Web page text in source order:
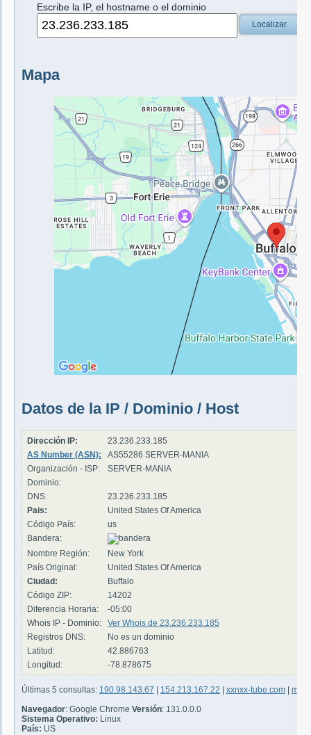
Escribe la IP, el hostname o el dominio
Localizar
Mapa
Datos de la IP / Dominio / Host
Dirección IP:
23.236.233.185
AS Number (ASN):
AS55286 SERVER-MANIA
Organización - ISP:
SERVER-MANIA
Dominio:
DNS:
23.236.233.185
Pais:
United States Of America
Código País:
us
Bandera:
Nombre Región:
New York
País Original:
United States Of America
Ciudad:
Buffalo
Código ZIP:
14202
Diferencia Horaria:
-05:00
Whois IP - Dominio:
Ver Whois de 23.236.233.185
Registros DNS:
No es un dominio
Latitud:
42.886763
Longitud:
-78.878675
Últimas 5 consultas: 190.98.143.67 | 154.213.167.22 | xxnxx-tube.com |
Navegador: Google Chrome Versión: 131.0.0.0
Sistema Operativo: Linux
País: US